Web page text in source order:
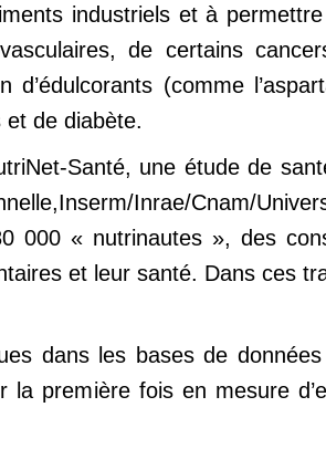
industriels et à
de certains
(comme
de diabète.
Santé, une étude de
Inrae/Cnam/
000 « nutrinautes », des
et leur santé. Dans ces
dans les bases de
première fois en mesure